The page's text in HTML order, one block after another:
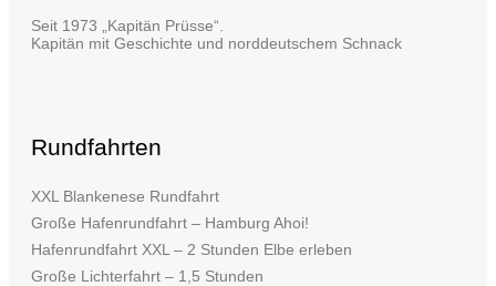
Seit 1973 „Kapitän Prüsse“.
Kapitän mit Geschichte und norddeutschem Schnack
Rundfahrten
XXL Blankenese Rundfahrt
Große Hafenrundfahrt – Hamburg Ahoi!
Hafenrundfahrt XXL – 2 Stunden Elbe erleben
Große Lichterfahrt – 1,5 Stunden